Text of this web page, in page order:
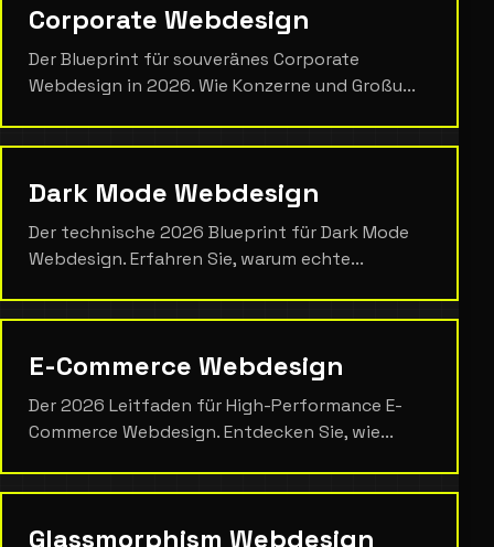
Corporate Webdesign
Der Blueprint für souveränes Corporate
Webdesign in 2026. Wie Konzerne und Großu...
Dark Mode Webdesign
Der technische 2026 Blueprint für Dark Mode
Webdesign. Erfahren Sie, warum echte...
E-Commerce Webdesign
Der 2026 Leitfaden für High-Performance E-
Commerce Webdesign. Entdecken Sie, wie...
Glassmorphism Webdesign